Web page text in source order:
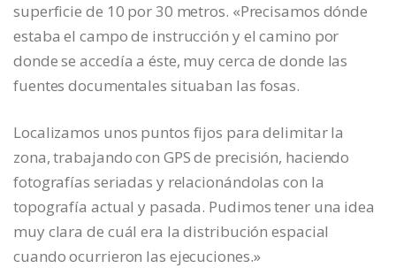
superficie de 10 por 30 metros. «Precisamos dónde
estaba el campo de instrucción y el camino por
donde se accedía a éste, muy cerca de donde las
fuentes documentales situaban las fosas.
Localizamos unos puntos fijos para delimitar la
zona, trabajando con GPS de precisión, haciendo
fotografías seriadas y relacionándolas con la
topografía actual y pasada. Pudimos tener una idea
muy clara de cuál era la distribución espacial
cuando ocurrieron las ejecuciones.»